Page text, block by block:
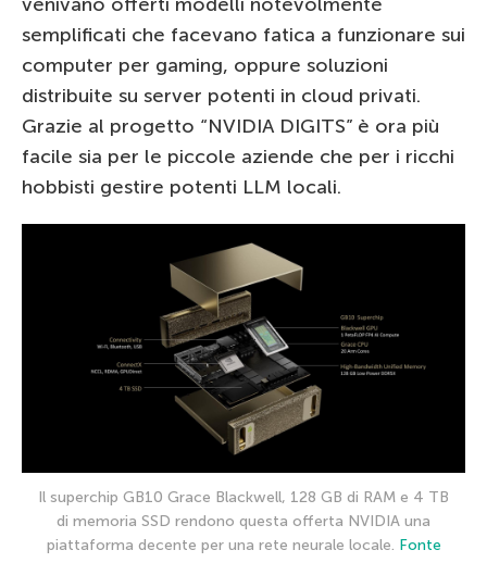
semplificati che facevano fatica a funzionare sui
computer per gaming, oppure soluzioni
distribuite su server potenti in cloud privati.
Grazie al progetto “NVIDIA DIGITS” è ora più
facile sia per le piccole aziende che per i ricchi
hobbisti gestire potenti LLM locali.
Il superchip GB10 Grace Blackwell, 128 GB di RAM e 4 TB
di memoria SSD rendono questa offerta NVIDIA una
piattaforma decente per una rete neurale locale. Fonte